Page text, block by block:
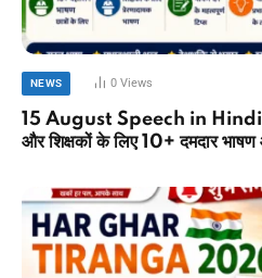
NEWS 0Views
15 August Speech in Hindi
और शिक्षकों के लिए 10+ दमदार भाषण